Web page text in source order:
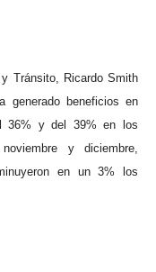
Tránsito, Ricardo Smith
generado beneficios en
36% y del 39% en los
y diciembre,
en un 3% los